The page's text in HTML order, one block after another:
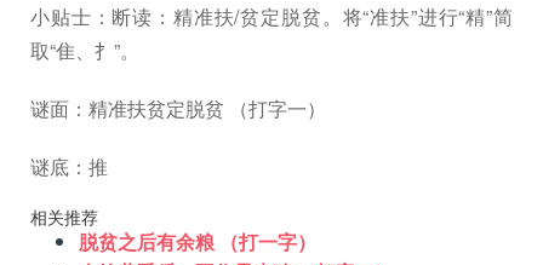
小贴士：断读：精准扶/贫定脱贫。将“准扶”进行“精”简
取“隹、扌”。
谜面：精准扶贫定脱贫 （打字一）
谜底：推
相关推荐
脱贫之后有余粮 （打一字）